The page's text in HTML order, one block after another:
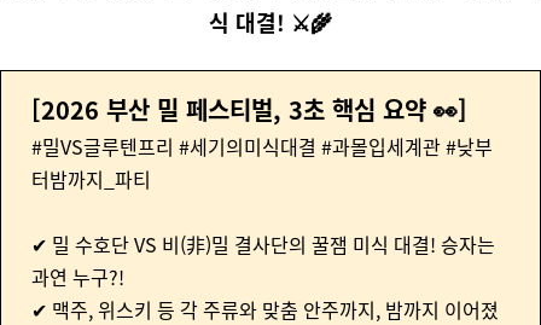
식 대결! ⚔️🌾
[2026 부산 밀 페스티벌, 3초 핵심 요약 👀]
#밀VS글루텐프리 #세기의미식대결 #과몰입세계관 #낮부
터밤까지_파티
✔ 밀 수호단 VS 비(非)밀 결사단의 꿀잼 미식 대결! 승자는
과연 누구?!
✔ 맥주, 위스키 등 각 주류와 맞춤 안주까지, 밤까지 이어졌